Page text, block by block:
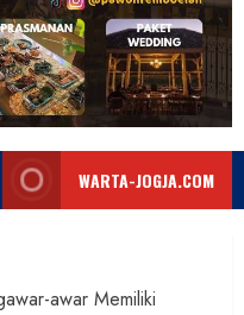
WARTA-JOGJA.COM
awar Memiliki